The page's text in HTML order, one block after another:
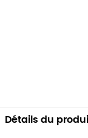
Détails du